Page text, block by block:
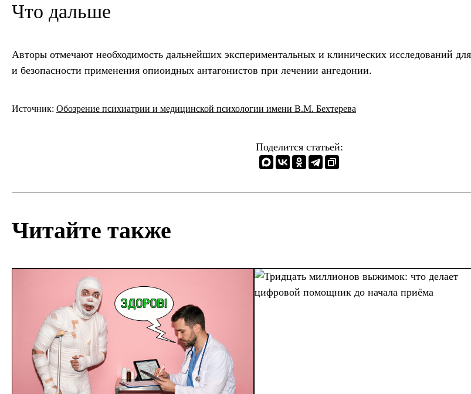
Что дальше
Авторы отмечают необходимость дальнейших экспериментальных и клинических исследований
и безопасности применения опиоидных антагонистов при лечении ангедонии.
Источник: Обозрение психиатрии и медицинской психологии имени В.М. Бехтерева
Поделится статьей:
Читайте также